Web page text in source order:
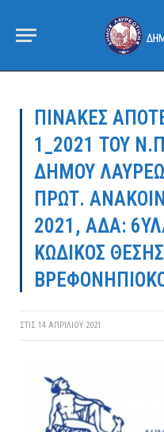
ΠΙΝΑΚΕΣ
1_2021 ΤΟΥ
ΔΗΜΟΥ
ΠΡΩΤ.
2021, ΑΔΑ:
ΚΩΔΙΚΟΣ
ΣΤΙΣ 14 ΑΠΡΙΛΊΟΥ 2021